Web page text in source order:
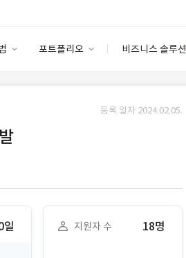
포트폴리오 비즈니스 솔루션
안심 코드 케어
등록 일자 2024.02.05.
일 지원자 수 18명